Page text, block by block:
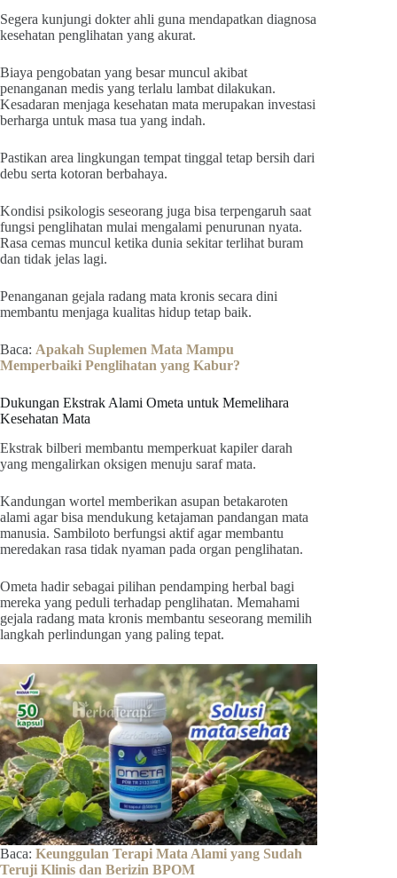
Segera kunjungi dokter ahli guna mendapatkan diagnosa
kesehatan penglihatan yang akurat.
Biaya pengobatan yang besar muncul akibat
penanganan medis yang terlalu lambat dilakukan.
Kesadaran menjaga kesehatan mata merupakan investasi
berharga untuk masa tua yang indah.
Pastikan area lingkungan tempat tinggal tetap bersih dari
debu serta kotoran berbahaya.
Kondisi psikologis seseorang juga bisa terpengaruh saat
fungsi penglihatan mulai mengalami penurunan nyata.
Rasa cemas muncul ketika dunia sekitar terlihat buram
dan tidak jelas lagi.
Penanganan gejala radang mata kronis secara dini
membantu menjaga kualitas hidup tetap baik.
Baca: Apakah Suplemen Mata Mampu
Memperbaiki Penglihatan yang Kabur?
Dukungan Ekstrak Alami Ometa untuk Memelihara
Kesehatan Mata
Ekstrak bilberi membantu memperkuat kapiler darah
yang mengalirkan oksigen menuju saraf mata.
Kandungan wortel memberikan asupan betakaroten
alami agar bisa mendukung ketajaman pandangan mata
manusia. Sambiloto berfungsi aktif agar membantu
meredakan rasa tidak nyaman pada organ penglihatan.
Ometa hadir sebagai pilihan pendamping herbal bagi
mereka yang peduli terhadap penglihatan. Memahami
gejala radang mata kronis membantu seseorang memilih
langkah perlindungan yang paling tepat.
Baca: Keunggulan Terapi Mata Alami yang Sudah
Teruji Klinis dan Berizin BPOM